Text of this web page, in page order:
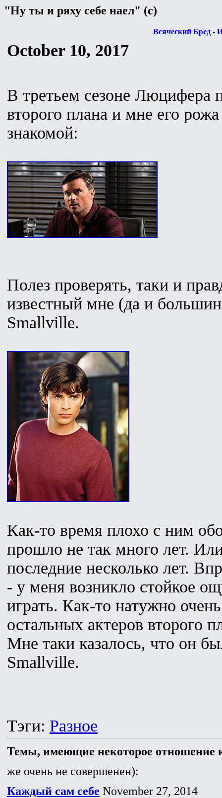
"Ну ты и ряху себе наел" (с)
Всяческий Бред -
October 10, 2017
В третьем сезоне Люцифера
второго плана и мне его
знакомой:
Полез проверять, таки и
известный мне (да и
Smallville.
Как-то время плохо с ним
прошло не так много лет.
последние несколько лет.
- у меня возникло стойкое
играть. Как-то натужно
остальных актеров второго
Мне таки казалось, что он
Smallville.
Тэги: Разное
Темы, имеющие некоторое отношение
же очень не совершенен):
Каждый сам себе November 27, 2014